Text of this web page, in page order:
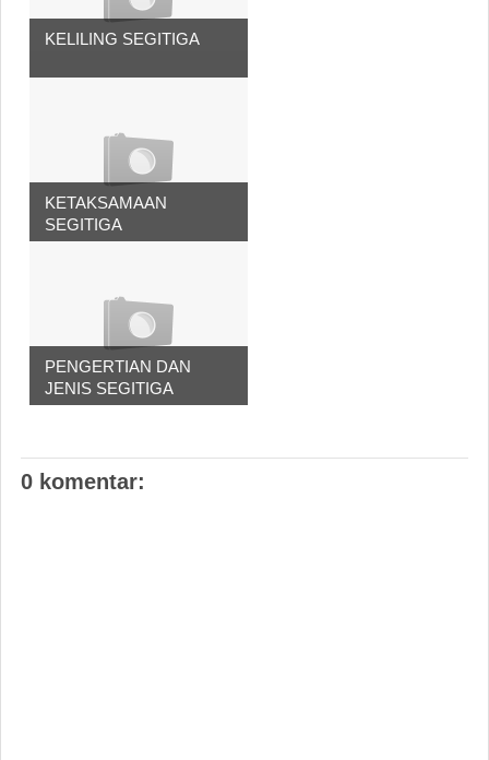
KELILING SEGITIGA
KETAKSAMAAN
SEGITIGA
PENGERTIAN DAN
JENIS SEGITIGA
0 komentar: